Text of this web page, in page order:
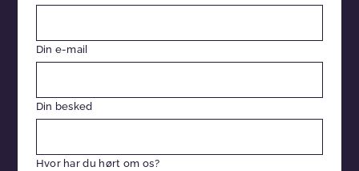
Din e-mail
Din besked
Hvor har du hørt om os?